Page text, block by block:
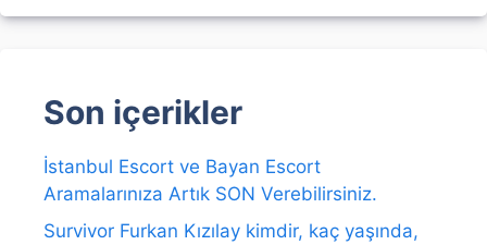
Son içerikler
İstanbul Escort ve Bayan Escort
Aramalarınıza Artık SON Verebilirsiniz.
Survivor Furkan Kızılay kimdir, kaç yaşında,